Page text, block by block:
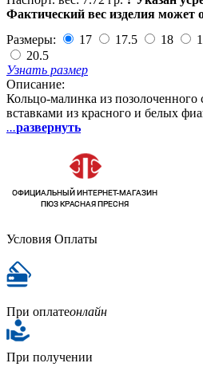
Фактический вес изделия может
Размеры:
17 17.5 18
20.5
Узнать размер
Описание:
Кольцо-малинка из позолоченного
вставками из красного и белых
...развернуть
Условия Оплаты
При оплатеонлайн
При получении